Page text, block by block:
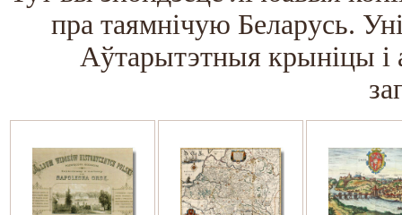
пра таямнічую Беларусь.
Аўтарытэтныя крыніцы і